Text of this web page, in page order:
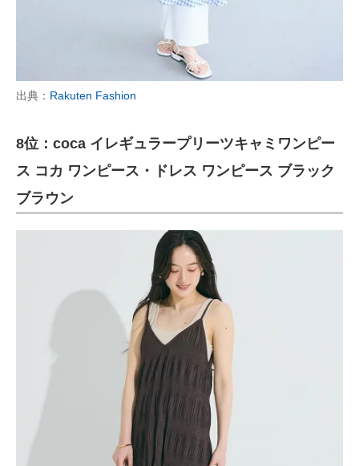
出典： Rakuten Fashion
8位：coca イレギュラープリーツキャミワンピー
ス コカ ワンピース・ドレス ワンピース ブラック
ブラウン